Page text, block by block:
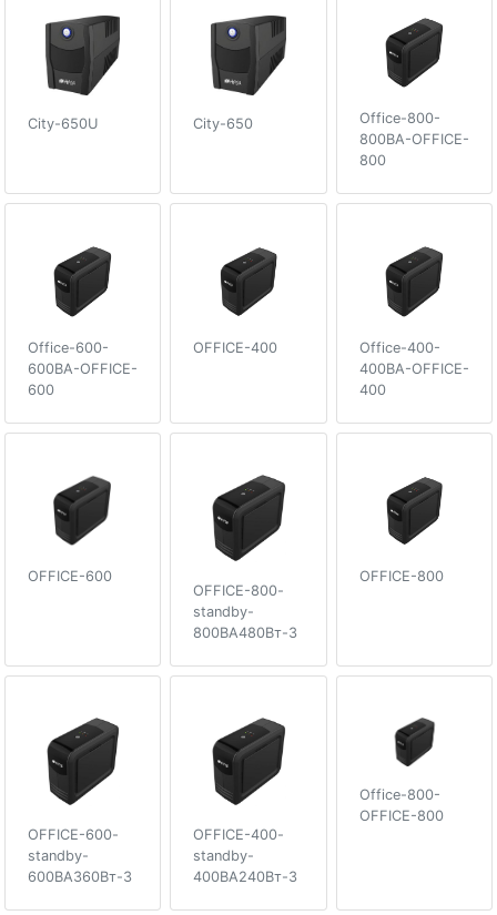
City-650U City-650
Office-800-
800ВA-OFFICE-
800
Office-600-
600ВA-OFFICE-
600
OFFICE-400
Office-400-
400ВA-OFFICE-
400
OFFICE-600
OFFICE-800-
standby-
800ВА480Вт-3
OFFICE-800
OFFICE-600-
standby-
600ВА360Вт-3
OFFICE-400-
standby-
400ВА240Вт-3
Office-800-
OFFICE-800